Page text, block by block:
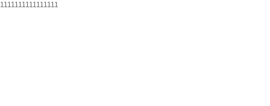
1111111111111111